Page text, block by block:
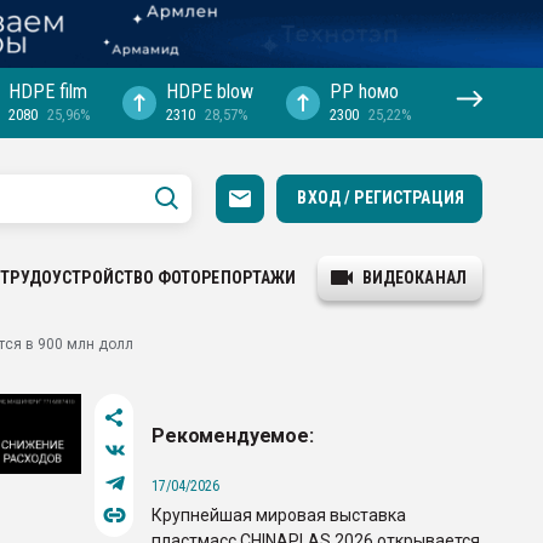
HDPE film
2080 25,96%
HDPE blow
2310 28,57%
PP hомо
2300 25,22%
ВХОД / РЕГИСТРАЦИЯ
ТРУДОУСТРОЙСТВО ФОТОРЕПОРТАЖИ ВИДЕОКАНАЛ
в 900 млн долл
Рекомендуемое:
17/04/2026
Крупнейшая мировая выставка